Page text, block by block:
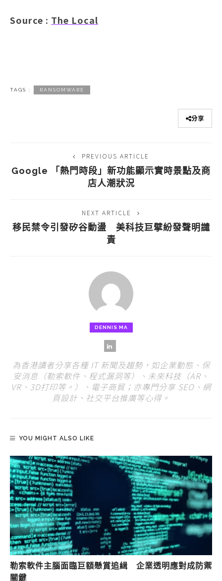
Source : The Local
TAGS : RANSOMWARE
分享
PREVIOUS ARTICLE
Google 「熱門時段」新功能顯示實時景點及商
店人潮狀況
NEXT ARTICLE
移民禁令引發矽谷動盪 美科技巨擘紛發聲明譴
責
DENNIS MA
為香港讀者分享各種 IT 新聞及趨勢，如企業動態、保
安消息（勒索軟件、程式漏洞等）、未來科技（AR、
VR、3D打印等。）、電子商貿；亦專門分享 SEO、網
頁設計、社交平台推廣等心得。
YOU MIGHT ALSO LIKE
勒索軟件主腦面臨巨額懸賞追緝 企業透明應對成防禦
關鍵